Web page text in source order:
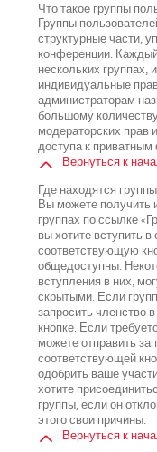
Что такое группы
Группы
структурные части,
конференции.
нескольких группах,
индивидуальные
администраторам
большому
модераторских прав
доступа к
Вернуться к
Где находятся
Вы можете
группах по ссылке
вы хотите вступить
соответствующую
общедоступны.
вступления в них,
скрытыми. Если
запросить членство
кнопке. Если
можете отправить
соответствующей
одобрить ваше
хотите
группы, если он
этого свои причины.
Вернуться к